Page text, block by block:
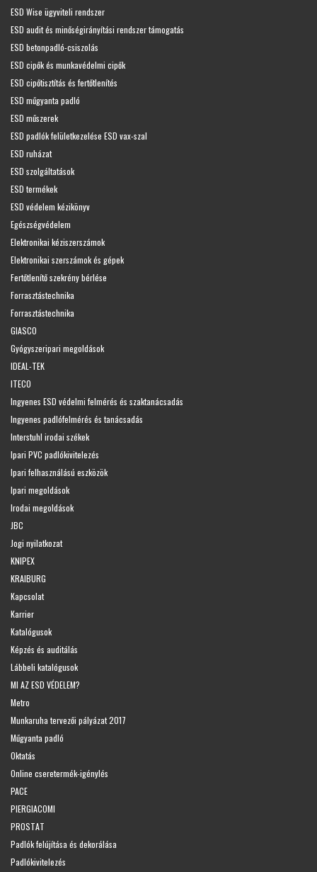
ESD Wise ügyviteli rendszer
ESD audit és minőségirányítási rendszer támogatás
ESD betonpadló-csiszolás
ESD cipők és munkavédelmi cipők
ESD cipőtisztítás és fertőtlenítés
ESD műgyanta padló
ESD műszerek
ESD padlók felületkezelése ESD vax-szal
ESD ruházat
ESD szolgáltatások
ESD termékek
ESD védelem kézikönyv
Egészségvédelem
Elektronikai kéziszerszámok
Elektronikai szerszámok és gépek
Fertőtlenítő szekrény bérlése
Forrasztástechnika
Forrasztástechnika
GIASCO
Gyógyszeripari megoldások
IDEAL-TEK
ITECO
Ingyenes ESD védelmi felmérés és szaktanácsadás
Ingyenes padlófelmérés és tanácsadás
Interstuhl irodai székek
Ipari PVC padlókivitelezés
Ipari felhasználású eszközök
Ipari megoldások
Irodai megoldások
JBC
Jogi nyilatkozat
KNIPEX
KRAIBURG
Kapcsolat
Karrier
Katalógusok
Képzés és auditálás
Lábbeli katalógusok
MI AZ ESD VÉDELEM?
Metro
Munkaruha tervezői pályázat 2017
Műgyanta padló
Oktatás
Online cseretermék-igénylés
PACE
PIERGIACOMI
PROSTAT
Padlók felújítása és dekorálása
Padlókivitelezés